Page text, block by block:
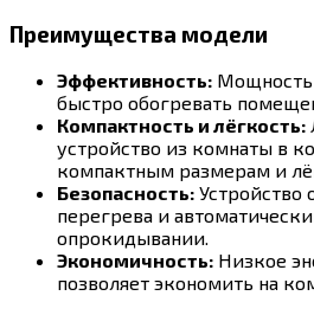
Преимущества модели
Эффективность: Мощность
быстро обогревать
Компактность и лёгкость:
устройство из комнаты в
компактным размерам и
Безопасность: Устройство
перегрева и
опрокидывании.
Экономичность: Низкое
позволяет экономить на